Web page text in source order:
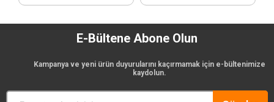
E-Bültene Abone Olun
Kampanya ve yeni ürün duyurularını kaçırmamak için e-bültenimize
kaydolun.